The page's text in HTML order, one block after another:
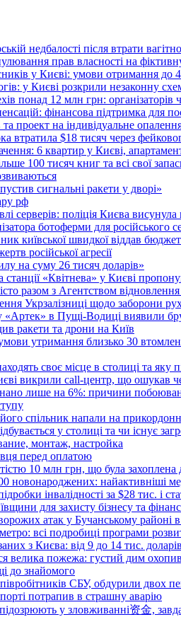
недбалості після втрати
прав власності на
у Києві: умови отримання до
у Києві розкрили незаконну
понад 12 млн грн: організаторів
фінансова підтримка для
проект на індивідуальне
втратила $18 тисяч через
6 квартир у Києві,
100 тисяч книг та всі свої
сигнальні ракети у дворі»
рф
серверів: поліція Києва
ботоферми для російського
київської швидкої віддав
російської агресії
на суму 26 тисяч доларів»
«Квітнева» у Києві
разом з Агентством
Укрзалізниці щодо заборони
«Артек» в Пущі-Водиці виявили
ракети та дрони на Київ
утримання близько 30
своє місце в столиці та яку
викрили call-центр, що ошукав
лише на 6%: причини
спільник напали на
у столиці та чи існує
монтаж, настройка
перед оплатою
10 млн грн, що була захоплена
новонароджених: найактивніші
інвалідності за $28 тис. і
для захисту бізнесу та
атак у Бучанському районі
всі подробиці програми
з Києва: від 9 до 14 тис.
велика пожежа: густий дим
до знайомого
СБУ, обдурили двох
потрапив в страшну аварію
у зловживанні资金,